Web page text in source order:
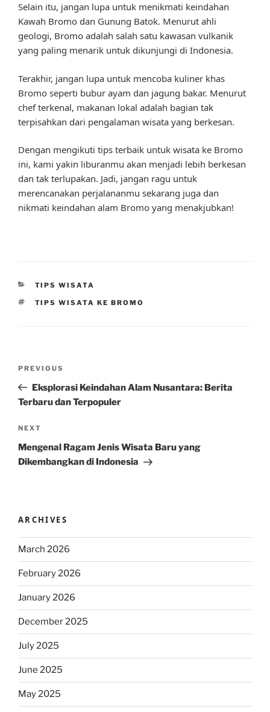
Selain itu, jangan lupa untuk menikmati keindahan
Kawah Bromo dan Gunung Batok. Menurut ahli
geologi, Bromo adalah salah satu kawasan vulkanik
yang paling menarik untuk dikunjungi di Indonesia.
Terakhir, jangan lupa untuk mencoba kuliner khas
Bromo seperti bubur ayam dan jagung bakar. Menurut
chef terkenal, makanan lokal adalah bagian tak
terpisahkan dari pengalaman wisata yang berkesan.
Dengan mengikuti tips terbaik untuk wisata ke Bromo
ini, kami yakin liburanmu akan menjadi lebih berkesan
dan tak terlupakan. Jadi, jangan ragu untuk
merencanakan perjalananmu sekarang juga dan
nikmati keindahan alam Bromo yang menakjubkan!
CATEGORIES
TIPS WISATA
TAGS
TIPS WISATA KE BROMO
Previous
Post
PREVIOUS
Eksplorasi Keindahan Alam Nusantara: Berita
Terbaru dan Terpopuler
Next
Post
NEXT
Mengenal Ragam Jenis Wisata Baru yang
Dikembangkan di Indonesia
ARCHIVES
March 2026
February 2026
January 2026
December 2025
July 2025
June 2025
May 2025